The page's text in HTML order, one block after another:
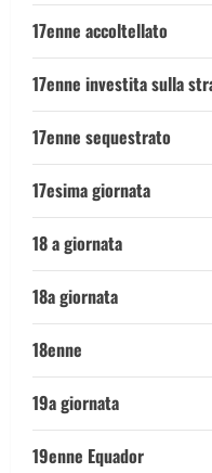
17enne accoltellato
17enne investita sulla
17enne sequestrato
17esima giornata
18 a giornata
18a giornata
18enne
19a giornata
19enne Equador